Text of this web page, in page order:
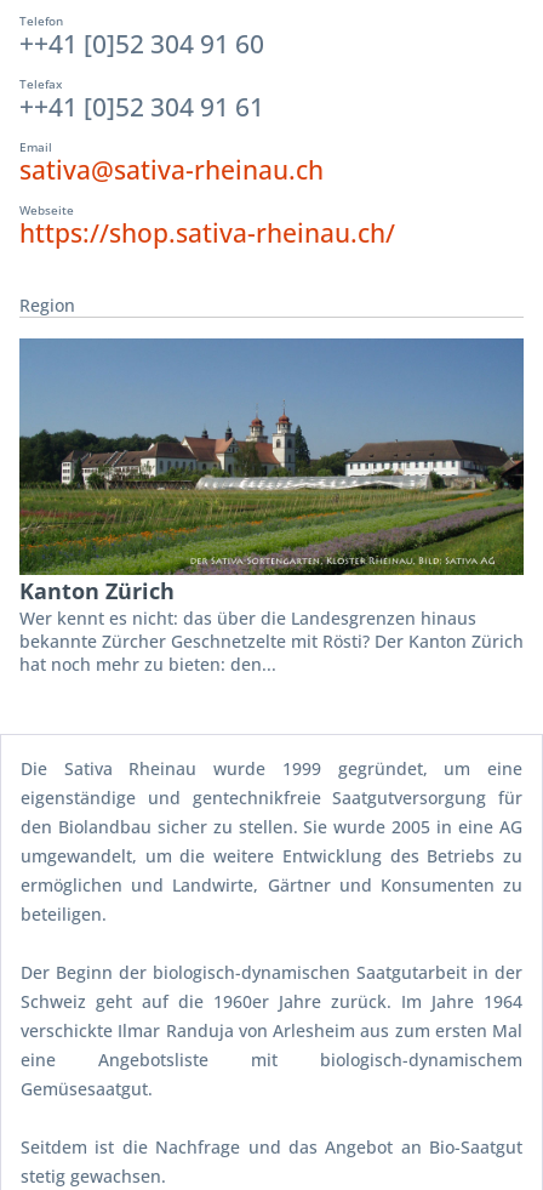
Telefon
++41 [0]52 304 91 60
Telefax
++41 [0]52 304 91 61
Email
sativa@sativa-rheinau.ch
Webseite
https://shop.sativa-rheinau.ch/
Region
Kanton Zürich
Wer kennt es nicht: das über die Landesgrenzen hinaus
bekannte Zürcher Geschnetzelte mit Rösti? Der Kanton Zürich
hat noch mehr zu bieten: den...
Die Sativa Rheinau wurde 1999 gegründet, um eine
eigenständige und gentechnikfreie Saatgutversorgung für
den Biolandbau sicher zu stellen. Sie wurde 2005 in eine AG
umgewandelt, um die weitere Entwicklung des Betriebs zu
ermöglichen und Landwirte, Gärtner und Konsumenten zu
beteiligen.
Der Beginn der biologisch-dynamischen Saatgutarbeit in der
Schweiz geht auf die 1960er Jahre zurück. Im Jahre 1964
verschickte Ilmar Randuja von Arlesheim aus zum ersten Mal
eine Angebotsliste mit biologisch-dynamischem
Gemüsesaatgut.
Seitdem ist die Nachfrage und das Angebot an Bio-Saatgut
stetig gewachsen.